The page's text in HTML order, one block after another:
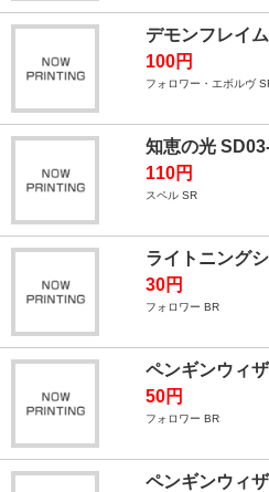
デモンフレイ
100円
フォロワー・エボルヴ
知恵の光
110円
スペル SR
ライトニング
30円
フォロワー BR
ペンギンウィ
50円
フォロワー BR
ペンギンウィ